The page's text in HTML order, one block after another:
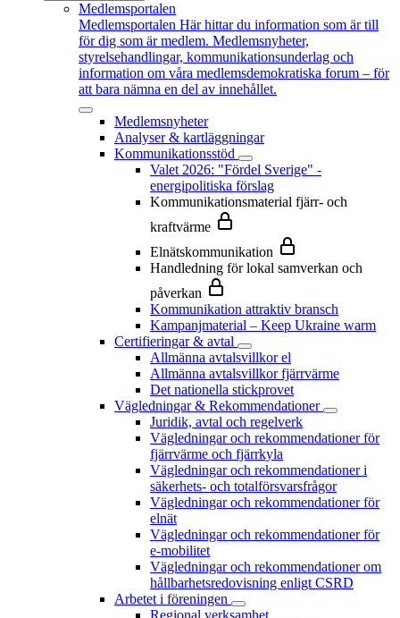
Medlemsportalen
Medlemsportalen Här hittar du information som är till
för dig som är medlem. Medlemsnyheter,
styrelsehandlingar, kommunikationsunderlag och
information om våra medlemsdemokratiska forum – för
att bara nämna en del av innehållet.
Medlemsnyheter
Analyser & kartläggningar
Kommunikationsstöd
Valet 2026: "Fördel Sverige" -
energipolitiska förslag
Kommunikationsmaterial fjärr- och
kraftvärme
Elnätskommunikation
Handledning för lokal samverkan och
påverkan
Kommunikation attraktiv bransch
Kampanjmaterial – Keep Ukraine warm
Certifieringar & avtal
Allmänna avtalsvillkor el
Allmänna avtalsvillkor fjärrvärme
Det nationella stickprovet
Vägledningar & Rekommendationer
Juridik, avtal och regelverk
Vägledningar och rekommendationer för
fjärrvärme och fjärrkyla
Vägledningar och rekommendationer i
säkerhets- och totalförsvarsfrågor
Vägledningar och rekommendationer för
elnät
Vägledningar och rekommendationer för
e-mobilitet
Vägledningar och rekommendationer om
hållbarhetsredovisning enligt CSRD
Arbetet i föreningen